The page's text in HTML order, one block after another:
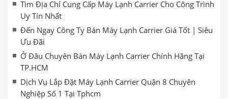
Tìm Địa Chỉ Cung Cấp Máy Lạnh Carrier Cho Công Trình
Uy Tín Nhất
Đến Ngay Công Ty Bán Máy Lạnh Carrier Giá Tốt | Siêu
Ưu Đãi
Ở Đâu Chuyên Bán Máy Lạnh Carrier Chính Hãng Tại
TP.HCM
Dịch Vụ Lắp Đặt Máy Lạnh Carrier Quận 8 Chuyên
Nghiệp Số 1 Tại Tphcm